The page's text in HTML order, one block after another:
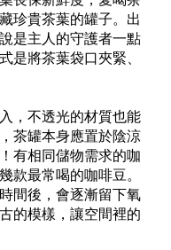
珍貴茶葉的罐子。出
是主人的守護者一點
是將茶葉袋口夾緊、
，不透光的材質也能
茶罐本身應置於陰涼
有相同儲物需求的咖
款最常喝的咖啡豆。
間後，會逐漸留下氧
的模樣，讓空間裡的